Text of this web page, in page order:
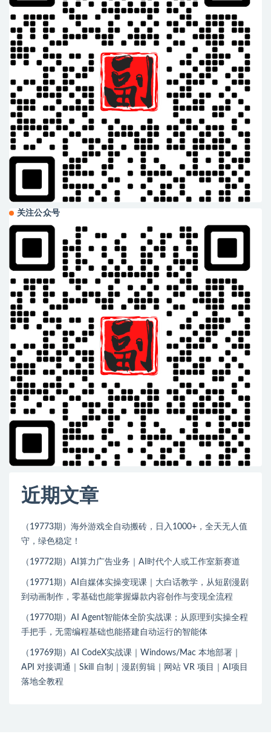
关注公众号
近期文章
（19773期）海外游戏全自动搬砖，日入1000+，全天无人值
守，绿色稳定！
（19772期）AI算力广告业务｜AI时代个人或工作室新赛道
（19771期）AI自媒体实操变现课｜大白话教学，从短剧漫剧
到动画制作，零基础也能掌握爆款内容创作与变现全流程
（19770期）AI Agent智能体全阶实战课；从原理到实操全程
手把手，无需编程基础也能搭建自动运行的智能体
（19769期）AI CodeX实战课｜Windows/Mac 本地部署｜
API 对接调通｜Skill 自制｜漫剧剪辑｜网站 VR 项目｜AI项目
落地全教程